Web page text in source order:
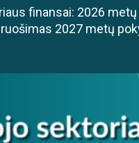
finansai: 2026 metų
2027 metų